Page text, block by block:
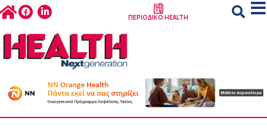
ΠΕΡΙΟΔΙΚΟ HEALTH